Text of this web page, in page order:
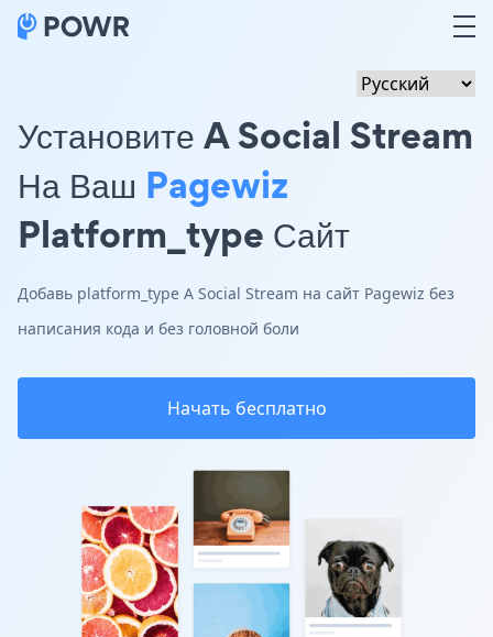
Установите A Social Stream
На Ваш Pagewiz
Platform_type Сайт
Добавь platform_type A Social Stream на сайт Pagewiz без
написания кода и без головной боли
Начать бесплатно